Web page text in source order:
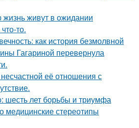
живут в ожидании
то.
как история безмолвной
Гагариной перевернула
её отношения с
шесть лет борьбы и триумфа
медицинские стереотипы